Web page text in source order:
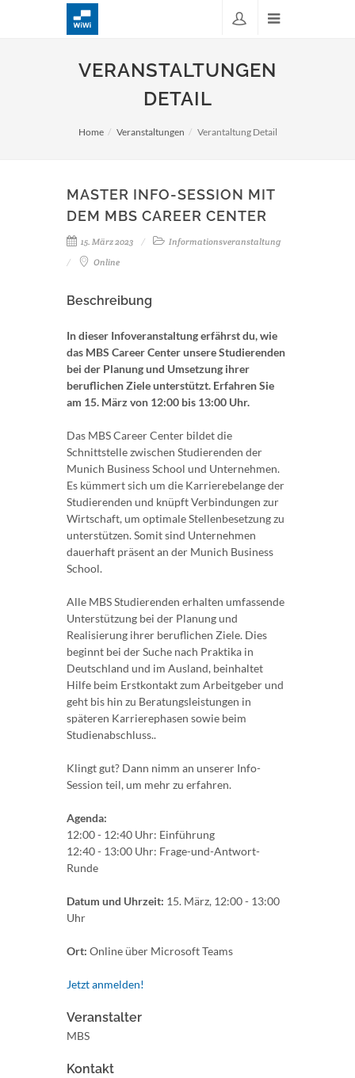
VERANSTALTUNGEN
DETAIL
Home Veranstaltungen Verantaltung Detail
MASTER INFO-SESSION MIT
DEM MBS CAREER CENTER
15. März 2023
Informationsveranstaltung
Online
Beschreibung
In dieser Infoveranstaltung erfährst du, wie
das MBS Career Center unsere Studierenden
bei der Planung und Umsetzung ihrer
beruflichen Ziele unterstützt. Erfahren Sie
am 15. März von 12:00 bis 13:00 Uhr.
Das MBS Career Center bildet die
Schnittstelle zwischen Studierenden der
Munich Business School und Unternehmen.
Es kümmert sich um die Karrierebelange der
Studierenden und knüpft Verbindungen zur
Wirtschaft, um optimale Stellenbesetzung zu
unterstützen. Somit sind Unternehmen
dauerhaft präsent an der Munich Business
School.
Alle MBS Studierenden erhalten umfassende
Unterstützung bei der Planung und
Realisierung ihrer beruflichen Ziele. Dies
beginnt bei der Suche nach Praktika in
Deutschland und im Ausland, beinhaltet
Hilfe beim Erstkontakt zum Arbeitgeber und
geht bis hin zu Beratungsleistungen in
späteren Karrierephasen sowie beim
Studienabschluss..
Klingt gut? Dann nimm an unserer Info-
Session teil, um mehr zu erfahren.
Agenda:
12:00 - 12:40 Uhr: Einführung
12:40 - 13:00 Uhr: Frage-und-Antwort-
Runde
Datum und Uhrzeit: 15. März, 12:00 - 13:00
Uhr
Ort: Online über Microsoft Teams
Jetzt anmelden!
Veranstalter
MBS
Kontakt